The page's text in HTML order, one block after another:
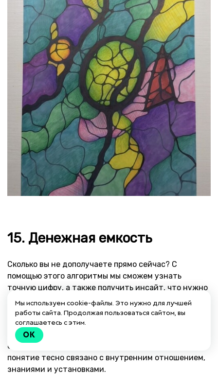
15. Денежная емкость
Сколько вы не дополучаете прямо сейчас? С
помощью этого алгоритмы мы сможем узнать
точную цифру, а также получить инсайт, что нужно
делать.
Денежная емкость — это способность комфортно
управлять определенным количеством денег и
осознанно принимать финансовые решения. Это
понятие тесно связано с внутренним отношением,
знаниями и установками.
Мы используем cookie-файлы. Это нужно для лучшей
работы сайта. Продолжая пользоваться сайтом, вы
соглашаетесь с этим.
OK